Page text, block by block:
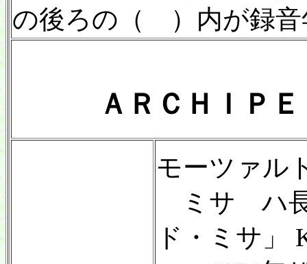
の後ろの（ ）内が録音
ＡＲＣＨＩＰ
モーツァル
ミサ ハ
ド・ミサ」